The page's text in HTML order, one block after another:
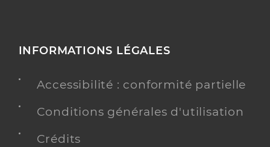
INFORMATIONS LÉGALES
Accessibilité : conformité partielle
Conditions générales d'utilisation
Crédits